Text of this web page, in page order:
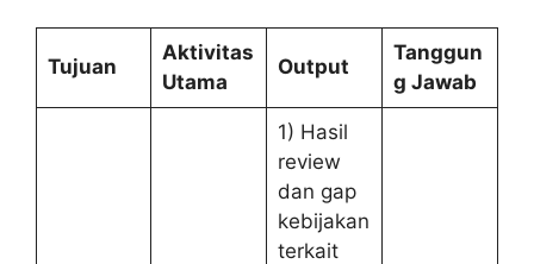
Tujuan
Aktivitas
Utama
Output
Tanggun
g Jawab
1) Hasil
review
dan gap
kebijakan
terkait